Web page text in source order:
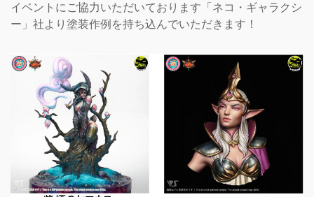
イベントにご協力いただいております「ネコ・ギャラクシ
ー」社より塗装作例を持ち込んでいただきます！